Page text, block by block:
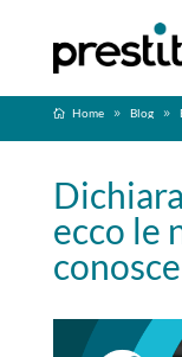
Home Blog
ecco le